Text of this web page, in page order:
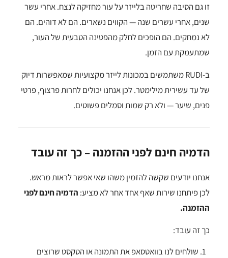
זו גם הסיבה שחריטה בלייזר על עור מחזיקה לנצח. אחרי עשר
שנים, אחרי עשרים שנה — הקווים נשארים. הם לא דוהים. הם
לא נמחקים. הם הופכים לחלק מהפטינה הטבעית של העור,
שמתעמקת עם הזמן.
ב-RUDI משתמשים במכונות לייזר מקצועיות שמאפשרות דיוק
של עד עשירית מילימטר. לכן אנחנו יכולים לחרות פרצוף, פרטי
פנים, שיער — ולא רק שמות וסמלים פשוטים.
הדמיה חינם לפני ההזמנה – כך זה עובד
אנחנו יודעים שקשה להזמין משהו שאי אפשר לראות מראש.
לכן פיתחנו שירות שאף אחד אחר לא מציע: הדמיה חינם לפני
ההזמנה.
כך זה עובד:
שולחים לנו בוואטסאפ את התמונה או הטקסט שרוצים